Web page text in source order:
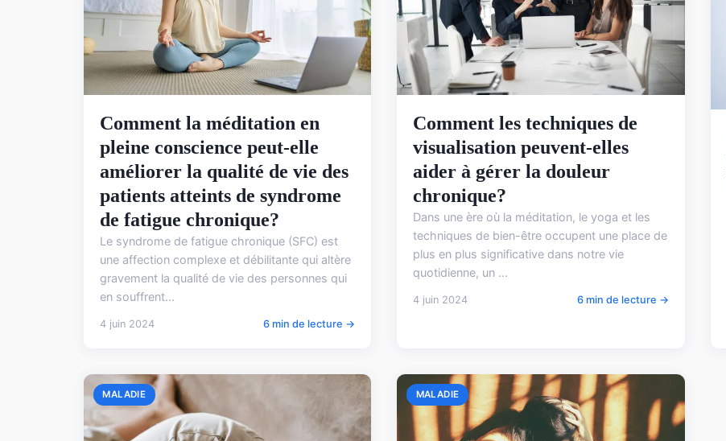
Comment la méditation en
pleine conscience peut-elle
améliorer la qualité de vie des
patients atteints de syndrome
de fatigue chronique?
Le syndrome de fatigue chronique (SFC) est
une affection complexe et débilitante qui altère
gravement la qualité de vie des personnes qui
en souffrent...
4 juin 2024 6 min de lecture →
Comment les techniques de
visualisation peuvent-elles
aider à gérer la douleur
chronique?
Dans une ère où la méditation, le yoga et les
techniques de bien-être occupent une place de
plus en plus significative dans notre vie
quotidienne, un ...
4 juin 2024 6 min de lecture →
MALADIE MALADIE